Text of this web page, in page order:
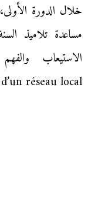
خلال الدورة
مساعدة تلاميذ
réseau local.